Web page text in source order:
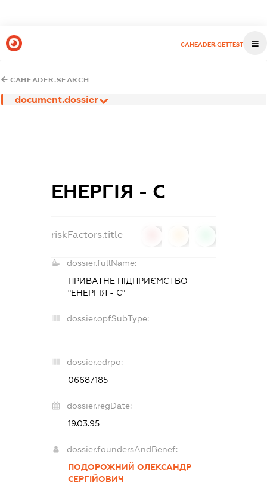
CAHEADER.GETTEST
CAHEADER.SEARCH
document.dossier
ЕНЕРГІЯ - С
riskFactors.title
dossier.fullName:
ПРИВАТНЕ ПІДПРИЄМСТВО
"ЕНЕРГІЯ - С"
dossier.opfSubType:
-
dossier.edrpo:
06687185
dossier.regDate:
19.03.95
dossier.foundersAndBenef:
ПОДОРОЖНИЙ ОЛЕКСАНДР
СЕРГІЙОВИЧ